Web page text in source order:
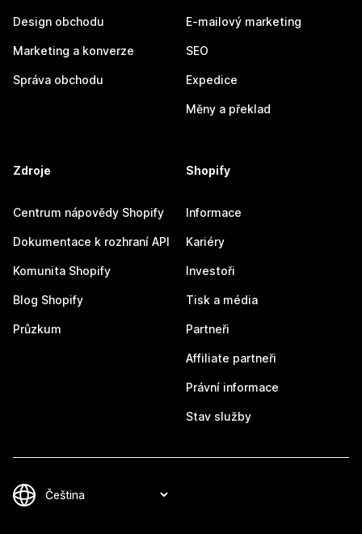
Design obchodu
Marketing a konverze
Správa obchodu
E-mailový marketing
SEO
Expedice
Měny a překlad
Zdroje
Centrum nápovědy Shopify
Dokumentace k rozhraní API
Komunita Shopify
Blog Shopify
Průzkum
Shopify
Informace
Kariéry
Investoři
Tisk a média
Partneři
Affiliate partneři
Právní informace
Stav služby